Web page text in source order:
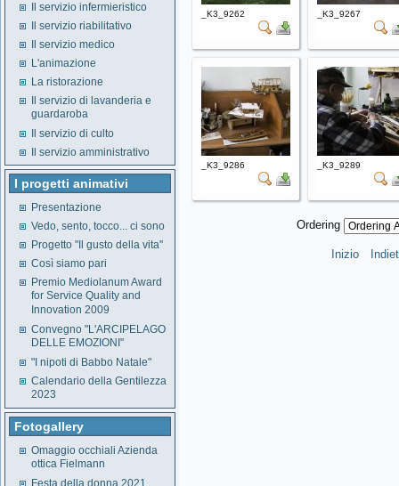
Il servizio infermieristico
Il servizio riabilitativo
Il servizio medico
L'animazione
La ristorazione
Il servizio di lavanderia e
guardaroba
Il servizio di culto
Il servizio amministrativo
I progetti animativi
Presentazione
Vedo, sento, tocco... ci sono
Progetto "Il gusto della vita"
Così siamo pari
Premio Mediolanum Award
for Service Quality and
Innovation 2009
Convegno "L'ARCIPELAGO
DELLE EMOZIONI"
"I nipoti di Babbo Natale"
Calendario della Gentilezza
2023
Fotogallery
Omaggio occhiali Azienda
ottica Fielmann
Festa della donna 2021
_K3_9262 _K3_9267
_K3_9286 _K3_9289
Ordering
Inizio